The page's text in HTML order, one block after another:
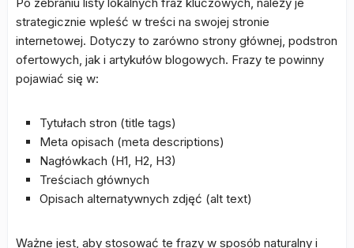
strategicznie wpleść w treści na swojej stronie
internetowej. Dotyczy to zarówno strony głównej, podstron
ofertowych, jak i artykułów blogowych. Frazy te powinny
pojawiać się w:
Tytułach stron (title tags)
Meta opisach (meta descriptions)
Nagłówkach (H1, H2, H3)
Treściach głównych
Opisach alternatywnych zdjęć (alt text)
Ważne jest, aby stosować te frazy w sposób naturalny i